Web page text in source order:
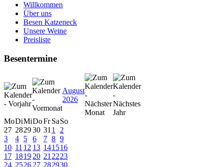
Willkommen
Über uns
Besen Katzeneck
Unsere Weine
Preisliste
Besentermine
August
2026
MoDiMiDoFr SaSo
27 282930 31 1
2
3
4 5 6 7 8 9
10 11 12 13 141516
17 1819 20 21 2223
24 2526 27 282930